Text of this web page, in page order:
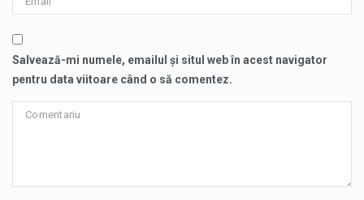
Salvează-mi numele, emailul și situl web în acest navigator
pentru data viitoare când o să comentez.